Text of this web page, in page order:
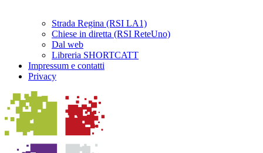
Strada Regina (RSI LA1)
Chiese in diretta (RSI ReteUno)
Dal web
Libreria SHORTCATT
Impressum e contatti
Privacy